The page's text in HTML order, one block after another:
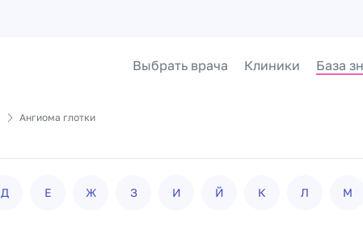
Выбрать врача Клиники База
Ангиома глотки
Д Е Ж З И Й К Л М